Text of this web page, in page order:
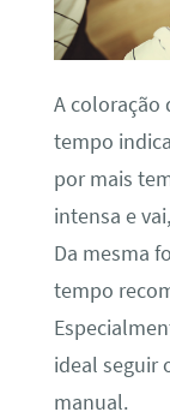
A coloração
tempo
por mais
intensa e
Da mesma
tempo
ideal seguir
manual.